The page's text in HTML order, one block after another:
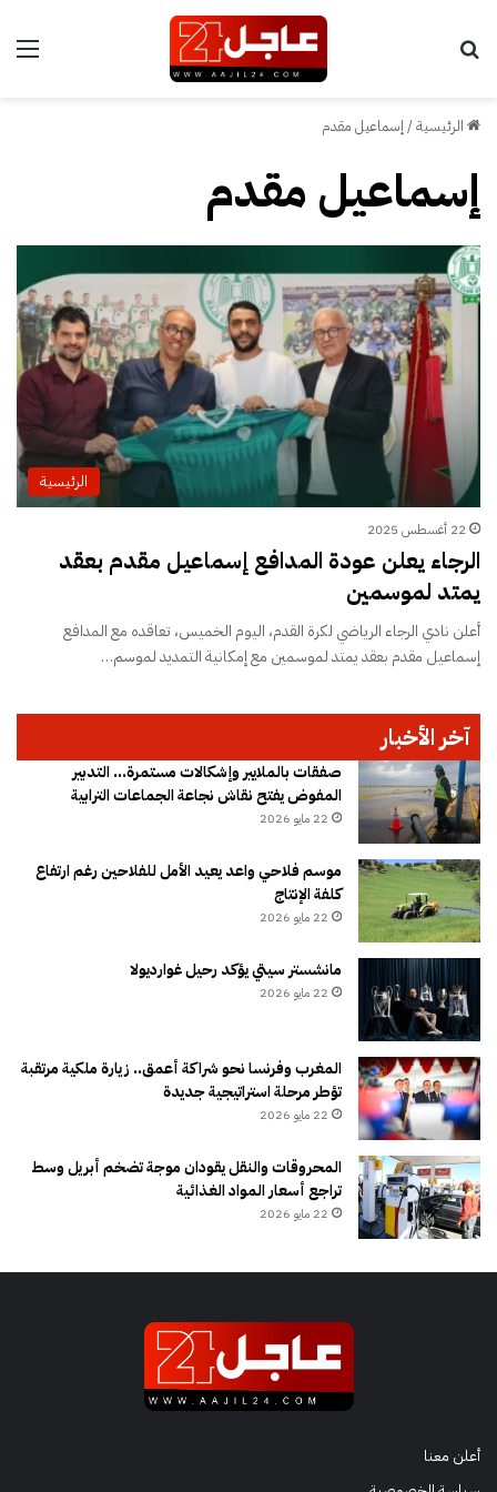
الرئيسية/ إسماعيل مقدم
إسماعيل مقدم
الرئيسية
22 أغسطس 2025
الرجاء يعلن عودة المدافع إسماعيل مقدم بعقد
يمتد لموسمين
أعلن نادي الرجاء الرياضي لكرة القدم، اليوم الخميس، تعاقده مع المدافع
إسماعيل مقدم بعقد يمتد لموسمين مع إمكانية التمديد لموسم…
آخر الأخبار
صفقات بالملايير وإشكالات مستمرة… التدبير
المفوض يفتح نقاش نجاعة الجماعات الترابية
22 مايو 2026
موسم فلاحي واعد يعيد الأمل للفلاحين رغم ارتفاع
كلفة الإنتاج
22 مايو 2026
مانشستر سيتي يؤكد رحيل غوارديولا
22 مايو 2026
المغرب وفرنسا نحو شراكة أعمق.. زيارة ملكية مرتقبة
تؤطر مرحلة استراتيجية جديدة
22 مايو 2026
المحروقات والنقل يقودان موجة تضخم أبريل وسط
تراجع أسعار المواد الغذائية
22 مايو 2026
أعلن معنا